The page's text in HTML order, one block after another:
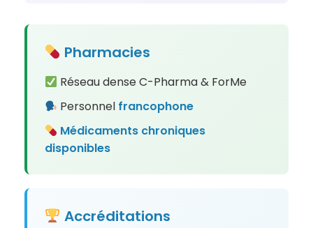
Pharmacies
Réseau dense C-Pharma & ForMe
Personnel francophone
Médicaments chroniques
disponibles
Accréditations